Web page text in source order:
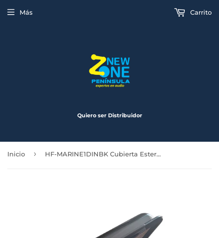
Quiero ser Distribuidor
Más Carrito
Inicio › HF-MARINE1DINBK Cubierta Estereo Universal 1 Din Negro Marino HF Audio